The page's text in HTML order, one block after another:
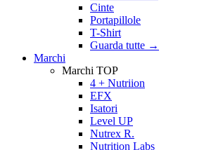
Cinte
Portapillole
T-Shirt
Guarda tutte →
Marchi
Marchi TOP
4 + Nutriion
EFX
Isatori
Level UP
Nutrex R.
Nutrition Labs